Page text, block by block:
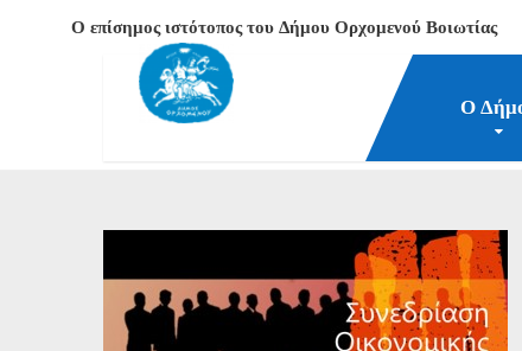
Ο επίσημος ιστότοπος του Δήμου Ορχομενού Βοιωτίας
Ο
Νέα-Επικαιρότητα